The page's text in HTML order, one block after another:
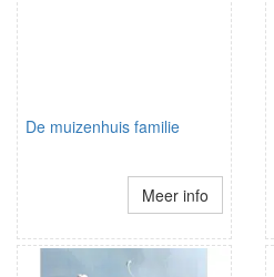
De muizenhuis familie
Meer info